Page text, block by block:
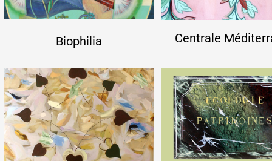
Formation
Événements
1% œuvres dans
public
Biophilia Centrale